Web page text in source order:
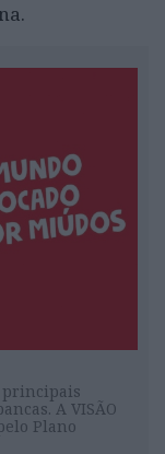
principais
A VISÃO
Plano